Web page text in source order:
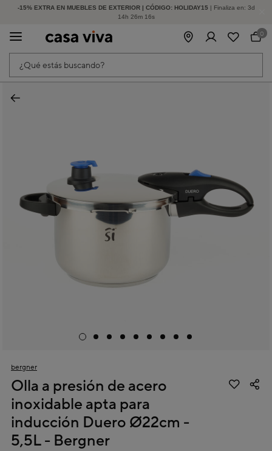
-15% EXTRA EN MUEBLES DE EXTERIOR | CÓDIGO: HOLIDAY15 | Finaliza en: 3d
14h 26m 16s
HASTA -60% DE DESCUENTO | SEGUNDAS REBAJAS
¿Qué estás buscando?
0
bergner
Olla a presión de acero
inoxidable apta para
inducción Duero Ø22cm -
5,5L - Bergner